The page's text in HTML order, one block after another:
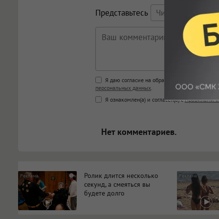
Представьтесь
Поддержка HTML
<b>, <strong>, <u>, <i>, <em>,
<blockquote>, <code>
Я даю согласие на обработку моих
персональных данных.
Я ознакомлен(а) и согласен(а) сПравилами
Нет комментариев.
i
Ролик длится несколько
секунд, а смеяться вы
будете долго